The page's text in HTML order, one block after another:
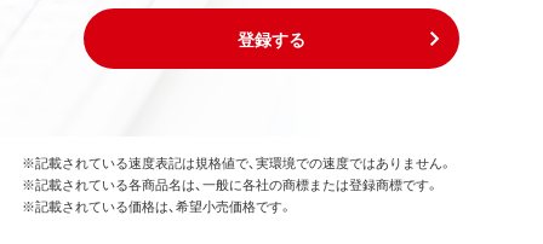
登録する
※記載されている速度表記は規格値で、実環境での速度ではありません。
※記載されている各商品名は、一般に各社の商標または登録商標です。
※記載されている価格は、希望小売価格です。